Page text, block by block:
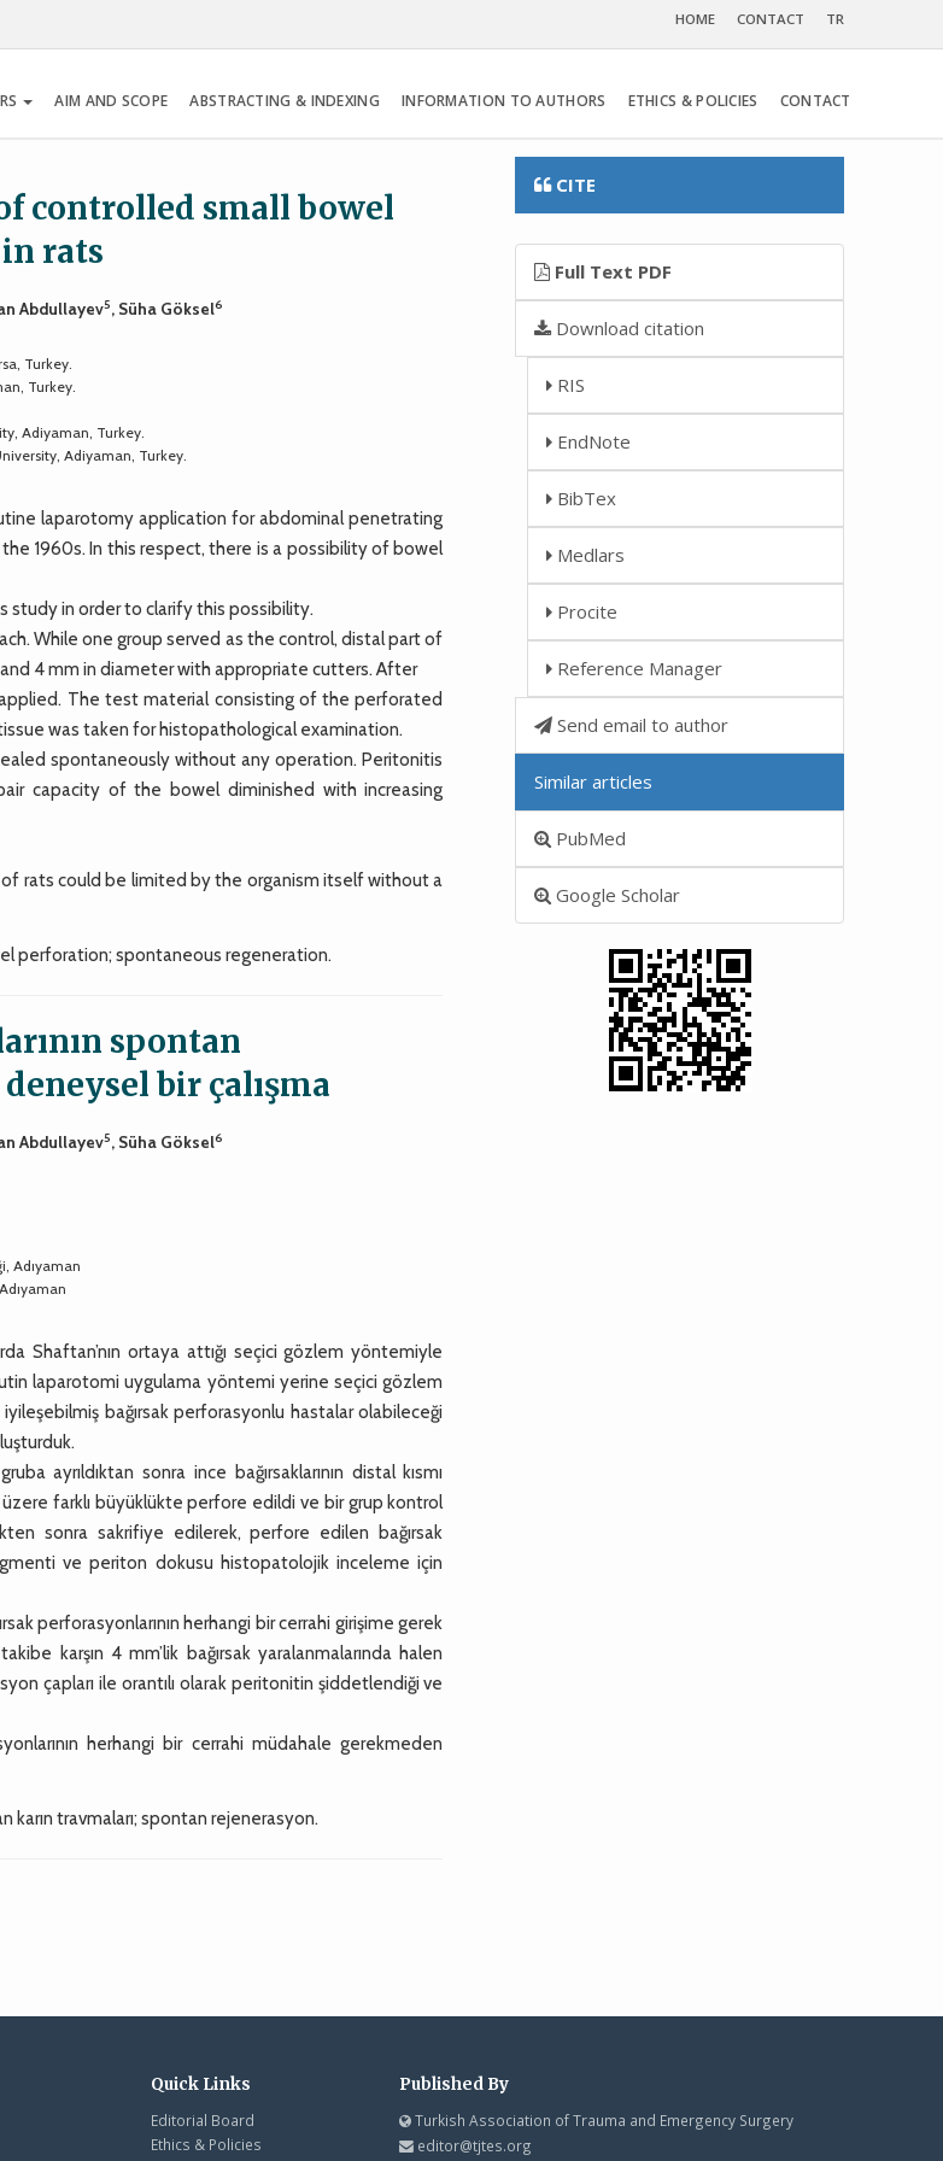
HOME CONTACT TR
AIM AND SCOPE ABSTRACTING & INDEXING INFORMATION TO AUTHORS ETHICS & POLICIES CONTACT
controlled small bowel
rats
Abdullayev5, Süha Göksel6
Turkey.
Turkey.
Adiyaman, Turkey.
Adiyaman, Turkey.
laparotomy application for abdominal penetrating
1960s. In this respect, there is a possibility of bowel
study in order to clarify this possibility.
While one group served as the control, distal part of
4 mm in diameter with appropriate cutters. After
The test material consisting of the perforated
was taken for histopathological examination.
spontaneously without any operation. Peritonitis
capacity of the bowel diminished with increasing
rats could be limited by the organism itself without a
perforation; spontaneous regeneration.
spontan
bir çalışma
Abdullayev5, Süha Göksel6
Adıyaman
Shaftan’nın ortaya attığı seçici gözlem yöntemiyle
laparotomi uygulama yöntemi yerine seçici gözlem
bağırsak perforasyonlu hastalar olabileceği
ayrıldıktan sonra ince bağırsaklarının distal kısmı
farklı büyüklükte perfore edildi ve bir grup kontrol
sonra sakrifiye edilerek, perfore edilen bağırsak
ve periton dokusu histopatolojik inceleme için
perforasyonlarının herhangi bir cerrahi girişime gerek
karşın 4 mm’lik bağırsak yaralanmalarında halen
çapları ile orantılı olarak peritonitin şiddetlendiği ve
herhangi bir cerrahi müdahale gerekmeden
karın travmaları; spontan rejenerasyon.
CITE
Full Text PDF
Download citation
RIS
EndNote
BibTex
Medlars
Procite
Reference Manager
Send email to author
Similar articles
PubMed
Google Scholar
Quick Links
Editorial Board
Ethics & Policies
Published By
Turkish Association of Trauma and Emergency Surgery
editor@tjtes.org